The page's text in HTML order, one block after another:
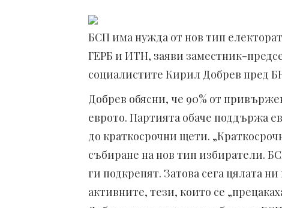
БСП има нужда от нов тип
ГЕРБ и ИТН, заяви заместник-
социалистите Кирил Добрев пред
Добрев обясни, че 90% от
еврото. Партията обаче поддържа
до краткосрочни щети.
събиране на нов тип избиратели.
ги подкрепят. Затова сега цялата
активните, тези, които се